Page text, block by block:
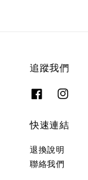
追蹤我們
快速連結
退換說明
聯絡我們